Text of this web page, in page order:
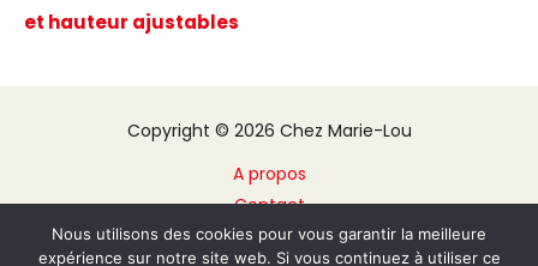
et hauteur ajustables
Copyright © 2026 Chez Marie-Lou
A propos
Contact
Plan du site
Nous utilisons des cookies pour vous garantir la meilleure
expérience sur notre site web. Si vous continuez à utiliser ce